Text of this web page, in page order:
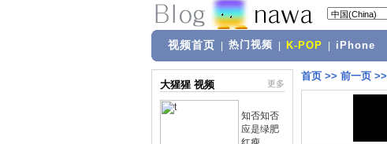
视频首页 热门视频 K-POP iPhone
大猩猩 视频 更多
知否知否
应是绿肥
首页 >> 前一页 >>